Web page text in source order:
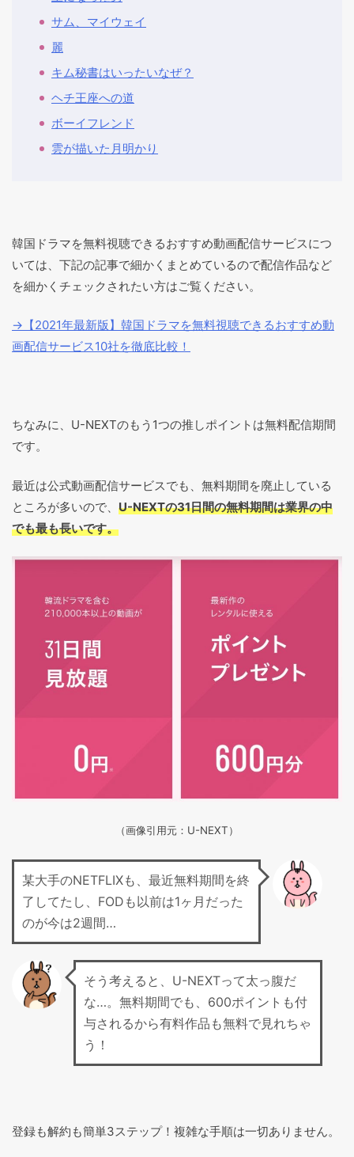
サム、マイウェイ
麗
キム秘書はいったいなぜ？
ヘチ王座への道
ボーイフレンド
雲が描いた月明かり
韓国ドラマを無料視聴できるおすすめ動画配信サービスにつ
いては、下記の記事で細かくまとめているので配信作品など
を細かくチェックされたい方はご覧ください。
→【2021年最新版】韓国ドラマを無料視聴できるおすすめ動
画配信サービス10社を徹底比較！
ちなみに、U-NEXTのもう1つの推しポイントは無料配信期間
です。
最近は公式動画配信サービスでも、無料期間を廃止している
ところが多いので、 U-NEXTの31日間の無料期間は業界の中
でも最も長いです。
（画像引用元：U-NEXT）
某大手のNETFLIXも、最近無料期間を終
了してたし、FODも以前は1ヶ月だった
のが今は2週間…
そう考えると、U-NEXTって太っ腹だ
な…。無料期間でも、600ポイントも付
与されるから有料作品も無料で見れちゃ
う！
登録も解約も簡単3ステップ！複雑な手順は一切ありません。